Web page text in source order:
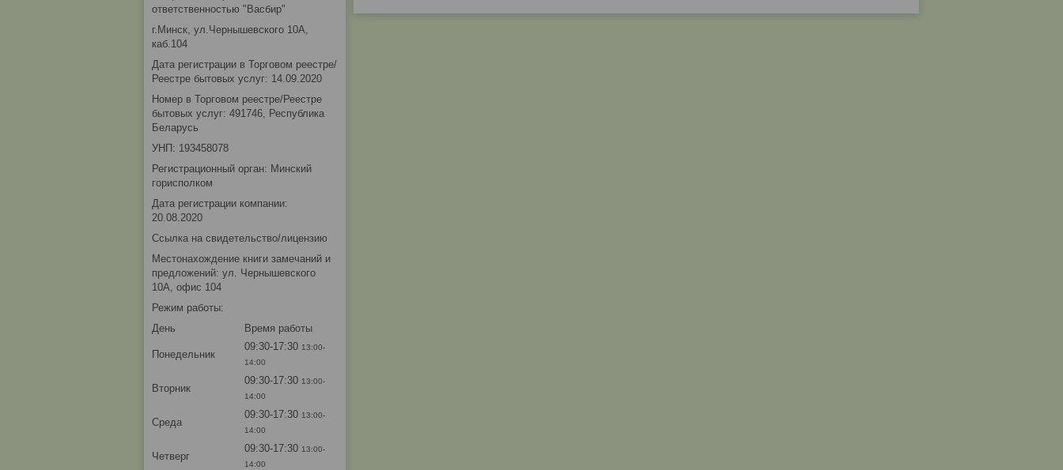
ответственностью "Васбир"
г.Минск, ул.Чернышевского 10А,
каб.104
Дата регистрации в Торговом реестре/
Реестре бытовых услуг: 14.09.2020
Номер в Торговом реестре/Реестре
бытовых услуг: 491746, Республика
Беларусь
УНП: 193458078
Регистрационный орган: Минский
горисполком
Дата регистрации компании:
20.08.2020
Ссылка на свидетельство/лицензию
Местонахождение книги замечаний и
предложений: ул. Чернышевского
10А, офис 104
Режим работы:
День
Время работы
Понедельник
09:30-17:30 13:00-
14:00
Вторник
09:30-17:30 13:00-
14:00
Среда
09:30-17:30 13:00-
14:00
Четверг
09:30-17:30 13:00-
14:00